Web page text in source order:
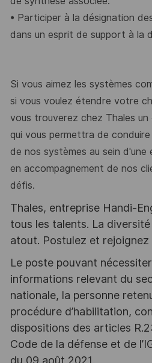
• Participer à la désignation
dans un esprit de support à la
Si vous aimez les systèmes
si vous voulez étendre votre
vous trouverez chez Thales un
qui vous permettra de
de nos systèmes au sein d'une
en accompagnement de nos
défis.
Thales, entreprise Handi-
tous les talents. La
atout. Postulez et rejoignez
Le poste pouvant
informations relevant du
nationale, la personne
procédure d’habilitation,
dispositions des articles
Code de la défense et de
du 09 août 2021.